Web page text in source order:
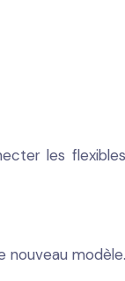
les
nouveau modèle.